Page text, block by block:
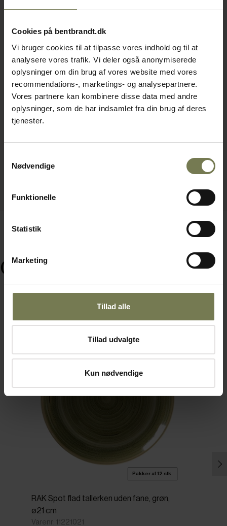
Cookies på bentbrandt.dk
Vi bruger cookies til at tilpasse vores indhold og til at
analysere vores trafik. Vi deler også anonymiserede
oplysninger om din brug af vores website med vores
recommendations-, marketings- og analysepartnere.
Vores partnere kan kombinere disse data med andre
oplysninger, som de har indsamlet fra din brug af deres
tjenester.
Nødvendige
Funktionelle
Statistik
Marketing
Tillad alle
Tillad udvalgte
Kun nødvendige
Ofte købt sammen med
Pakker af 12 stk.
RAK Spot flad tallerken uden fane, grøn,
ø21 cm
Varenr: 11221021